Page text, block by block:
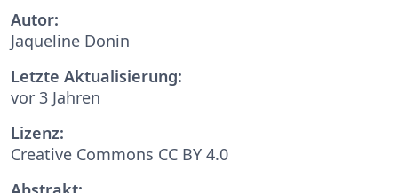
Autor:
Jaqueline Donin
Letzte Aktualisierung:
vor 3 Jahren
Lizenz:
Creative Commons CC BY 4.0